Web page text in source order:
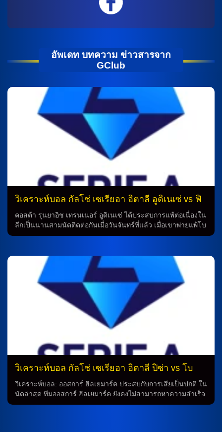
อัพเดท บทความ ข่าวสารจาก
GClub
วิเคราะห์บอล กัลโช่ เซเรียอา อิตาลี อูดิเนเซ่ vs ฟิ
ออเรนติน่า
คอสต้า รุนยาอิช เทรนเนอร์ อูดิเนเซ่ ได้ประสบการแพ้ต่อเนื่องใน
ลีกเป็นนานสามนัดติดต่อกันเมื่อวันจันทร์ที่แล้ว เมื่อเขาพ่ายแพ้โบ
โลญญ่าด้วยคะแนน 0-1 ในเกมที่ไม่มีชัยชนะ การแพ้นี้เกิดขึ้นใน
โนลี่ และ ไคแนน เดวิส ซึ่งมีปัญหาบาดเจ็บ และมีคู่หูอย่างฮัส
ซาน กามาร่า ต้องเช็กสภาพสุขภาพก่อนการแข่งขัน อนาคตของ
ทีมนั้นอาจมีการรองรับมากยิ่งขึ้นเมื่อผู้โค้ชคริสเตียน คาบาเซเล่
ได้กลับมาควบคุมทีมร่วมกับ นิโกโล่ แบร์โตล่า และ โธมัส คริสเต
นเซ่น ในฐานะกองกลางกองหน้า แม้ว่าจะเป็นเกมแรกที่เป็นครั้ง
แรกของเขา ทวีตเข้าแนวโซไซด์ยังคงมีนิโกโล่ ซานิโอโล่ และ
อดัม บุคซ่า ที่พร้อมที่จะรับมืออุปสรรคในเกมถัดไป สำหรับทีมอีก
อย่างได้ชนะจากีลโลเนีย 3-0 ในเกมคอนเฟอเรนซ์ ลีก ต้อง
เป็นการเอาใจชนะที่มีข้อความสำคัญอย่างมาก เปาโล วาโนลี่ จะ
กลับมาร่วมทีมหลังจากถูกห้ามเล่นจากลีกในสัปดาห์ที่ผ่านมา และ
ทีมยังต้องพักอีกสองผู้คือ ทาริค แลมพ์ตีย์ และ มานอร์ โซโลมอน
วิเคราะห์บอล กัลโช่ เซเรียอา อิตาลี ปิซ่า vs โบ
โลญญ่า
วิเคราะห์บอล: ออสการ์ ฮิลเยมาร์ค ประสบกับการเสียเป็นปกติ ใน
นัดล่าสุด ทีมออสการ์ ฮิลเยมาร์ค ยังคงไม่สามารถหาความสำเร็จ
ในการแข่งขัน เมื่อพ่ายเฟียอเรนติน่า 0-1 ซึ่งทำให้ทีมไม่ชนะใคร